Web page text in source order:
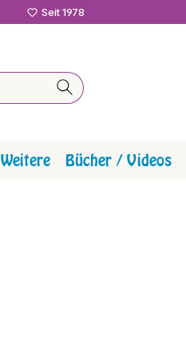
Seit 1978
Weitere Bücher / Videos